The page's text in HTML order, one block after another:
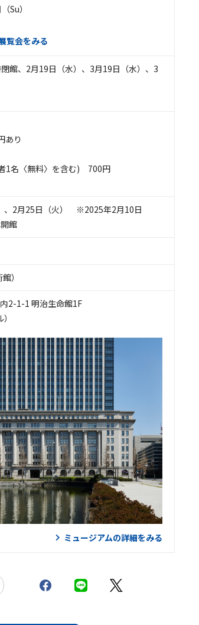
Su）
覧会をみる
館、2月19日（水）、3月19日（水）、3
あり
1名〈無料〉を含む) 700円
、2月25日（火） ※2025年2月10日
館
）
2-1-1 明治生命館1F
ミュージアムの詳細をみる